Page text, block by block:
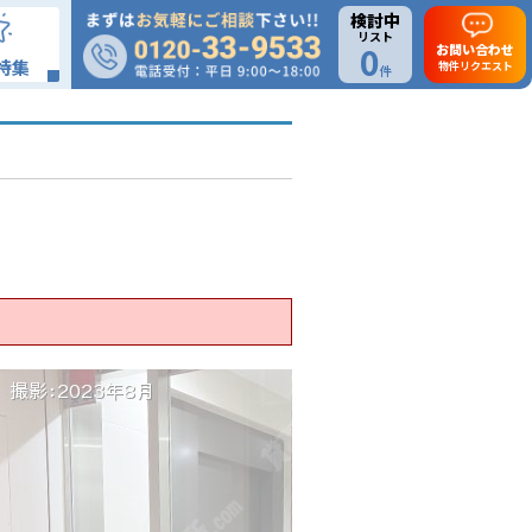
集
検討中
リスト
0件
お問い合わせ
物件リクエスト